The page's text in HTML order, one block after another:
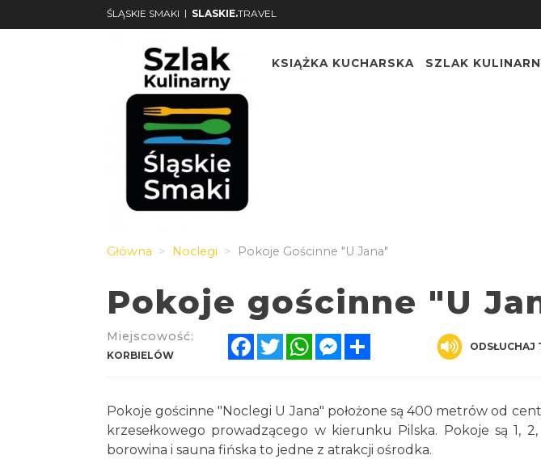
ŚLĄSKIE SMAKI | SLASKIE.TRAVEL
KSIĄŻKA KUCHARSKA SZLAK
Główna Noclegi Pokoje Gościnne "U Jana"
Pokoje gościnne "U
Miejscowość:
KORBIELÓW
FacebookTwitterWhatsAppMessenger ODSŁUCHAJ
Pokoje gościnne "Noclegi U Jana" położone są 400 metrów od
krzesełkowego prowadzącego w kierunku Pilska. Pokoje są 1,
borowina i sauna fińska to jedne z atrakcji ośrodka.